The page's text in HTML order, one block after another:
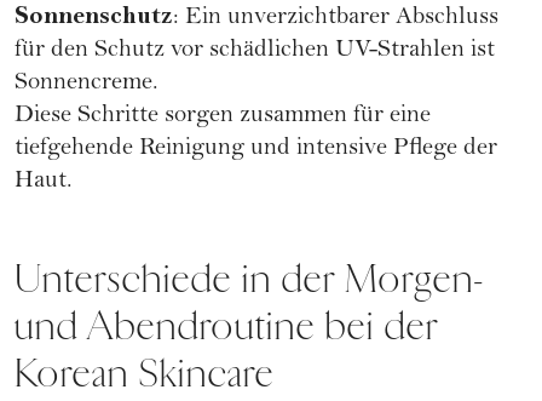
Sonnenschutz: Ein unverzichtbarer Abschluss
für den Schutz vor schädlichen UV-Strahlen ist
Sonnencreme.
Diese Schritte sorgen zusammen für eine
tiefgehende Reinigung und intensive Pflege​ der
Haut.
Unterschiede in der Morgen-
und Abendroutine bei der
Korean Skincare